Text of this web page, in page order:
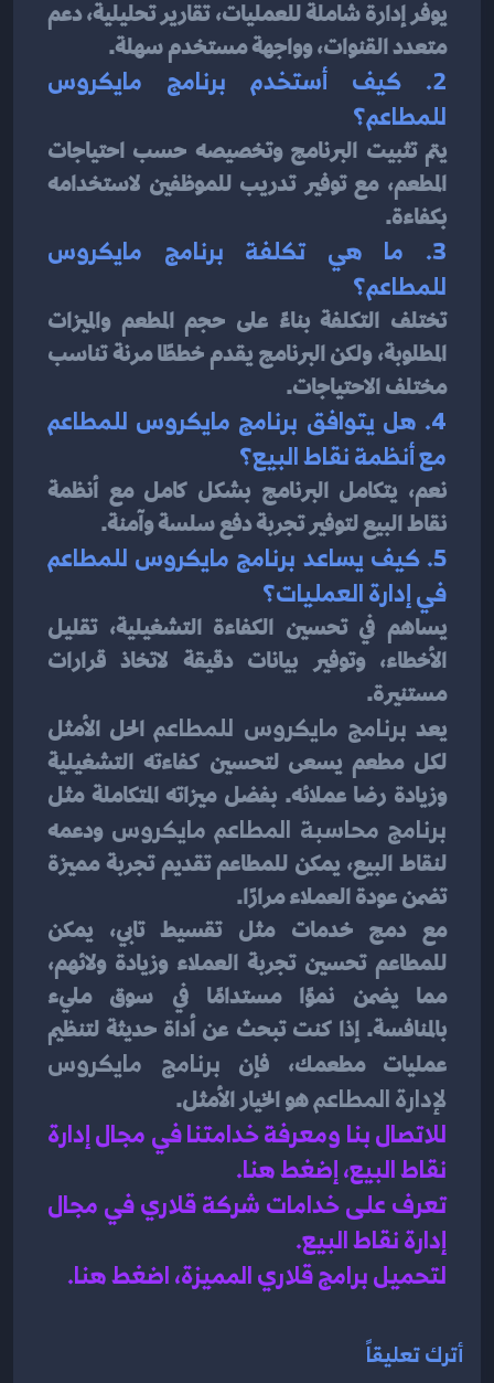
متعدد القنوات، وواجهة مستخدم سهلة.
للمطاعم؟
بكفاءة.
للمطاعم؟
مختلف الاحتياجات.
مع أنظمة نقاط البيع؟
نقاط البيع لتوفير تجربة دفع سلسة وآمنة.
في إدارة العمليات؟
مستنيرة.
يعد برنامج مايكروس للمطاعم
وزيادة رضا عملائه. بفضل ميزاته المتكاملة مثل
برنامج محاسبة المطاعم مايكروس
تضمن عودة العملاء مرارًا.
عمليات مطعمك، فإن
لإدارة المطاعم هو الخيار الأمثل.
نقاط البيع، إضغط هنا.
إدارة نقاط البيع.
لتحميل برامج قلاري المميزة، اضغط هنا.
أترك تعليقاً